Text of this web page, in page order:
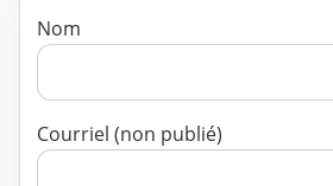
Nom
Courriel (non publié)